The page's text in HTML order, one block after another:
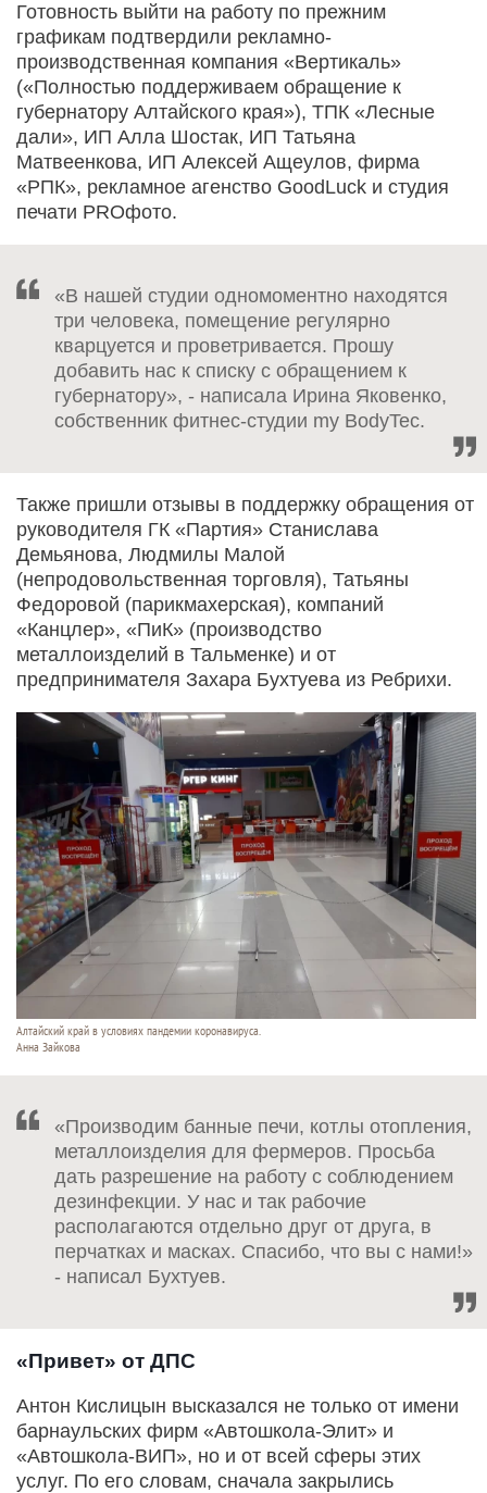
Готовность выйти на работу по прежним
графикам подтвердили рекламно-
производственная компания «Вертикаль»
(«Полностью поддерживаем обращение к
губернатору Алтайского края»), ТПК «Лесные
дали», ИП Алла Шостак, ИП Татьяна
Матвеенкова, ИП Алексей Ащеулов, фирма
«РПК», рекламное агенство GoodLuck и студия
печати PROфото.
«В нашей студии одномоментно находятся
три человека, помещение регулярно
кварцуется и проветривается. Прошу
добавить нас к списку с обращением к
губернатору», - написала Ирина Яковенко,
собственник фитнес-студии my BodyTec.
Также пришли отзывы в поддержку обращения от
руководителя ГК «Партия» Станислава
Демьянова, Людмилы Малой
(непродовольственная торговля), Татьяны
Федоровой (парикмахерская), компаний
«Канцлер», «ПиК» (производство
металлоизделий в Тальменке) и от
предпринимателя Захара Бухтуева из Ребрихи.
Алтайский край в условиях пандемии коронавируса.
Анна Зайкова
«Производим банные печи, котлы отопления,
металлоизделия для фермеров. Просьба
дать разрешение на работу с соблюдением
дезинфекции. У нас и так рабочие
располагаются отдельно друг от друга, в
перчатках и масках. Спасибо, что вы с нами!»
- написал Бухтуев.
«Привет» от ДПС
Антон Кислицын высказался не только от имени
барнаульских фирм «Автошкола-Элит» и
«Автошкола-ВИП», но и от всей сферы этих
услуг. По его словам, сначала закрылись